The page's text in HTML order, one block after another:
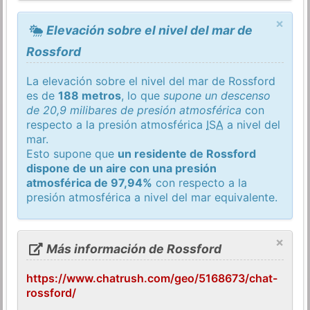
×
Elevación sobre el nivel del mar de
Rossford
La elevación sobre el nivel del mar de Rossford
es de188 metros, lo quesupone un descenso
de 20,9 milibares de presión atmosférica con
respecto a la presión atmosférica ISA a nivel del
mar.
Esto supone que un residente de Rossford
dispone de un aire con una presión
atmosférica de 97,94% con respecto a la
presión atmosférica a nivel del mar equivalente.
×
Más información de Rossford
https://www.chatrush.com/geo/5168673/chat-
rossford/